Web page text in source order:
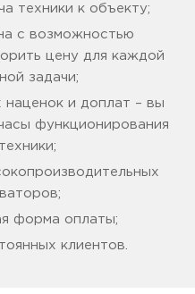
техники к объекту;
с возможностью
цену для каждой
задачи;
наценок и доплат – вы
функционирования
форма оплаты;
клиентов.